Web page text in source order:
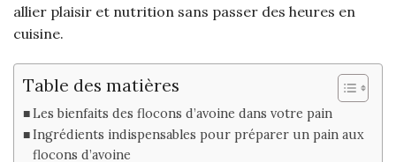
allier plaisir et nutrition sans passer des heures en
cuisine.
Table des matières
Les bienfaits des flocons d’avoine dans votre pain
Ingrédients indispensables pour préparer un pain aux
flocons d’avoine